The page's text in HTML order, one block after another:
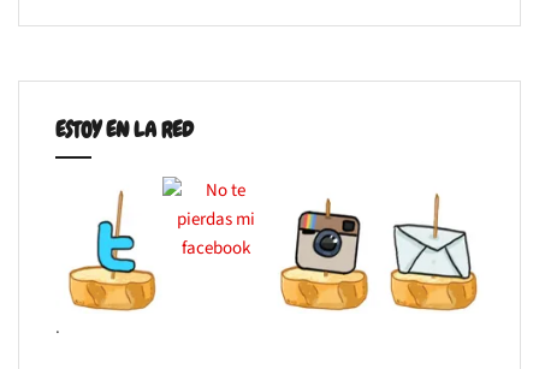
ESTOY EN LA RED
.